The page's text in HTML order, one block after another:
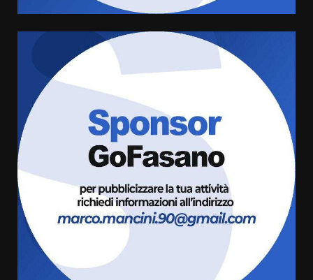
Rivoluzione”: nuovo
appuntamento con “Fasano in
Banda”
7 Agosto 2026 06:05
US Fasano, Scianaro: “Profonda
amarezza per esclusione dal
campionato di calcio”
7 Agosto 2026 06:00
Fasanese ferito a colpi di arma
da fuoco
6 Agosto 2026 18:13